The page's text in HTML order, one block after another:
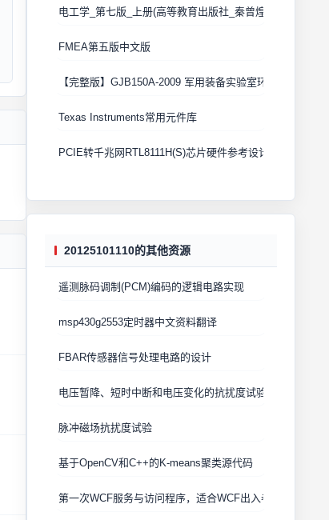
电工学_第七版_上册(高等教育出版社_秦曾煌版)
FMEA第五版中文版
【完整版】GJB150A-2009 军用装备实验室环境试验方法
Texas Instruments常用元件库
PCIE转千兆网RTL8111H(S)芯片硬件参考设计 Cadence原
20125101110的其他资源
遥测脉码调制(PCM)编码的逻辑电路实现
msp430g2553定时器中文资料翻译
FBAR传感器信号处理电路的设计
电压暂降、短时中断和电压变化的抗扰度试验
脉冲磁场抗扰度试验
基于OpenCV和C++的K-means聚类源代码
第一次WCF服务与访问程序，适合WCF出入者